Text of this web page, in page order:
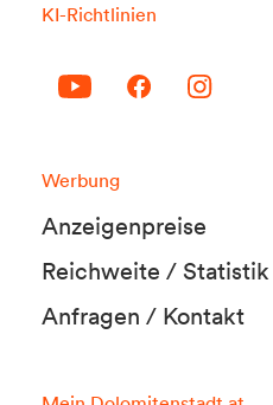
KI-Richtlinien
Werbung
Anzeigenpreise
Reichweite / Statistik
Anfragen / Kontakt